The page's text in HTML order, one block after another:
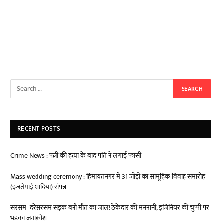
RECENT POSTS
Crime News : पत्नी की हत्या के बाद पति ने लगाई फांसी
Mass wedding ceremony : हिमायतनगर में 31 जोड़ों का सामूहिक विवाह समारोह
(इजतेमाई शादिया) संपन्न
सरसम–दरेसरसम सड़क बनी मौत का जाल! ठेकेदार की मनमानी, इंजिनियर की चुप्पी पर
भड़का जनाक्रोश